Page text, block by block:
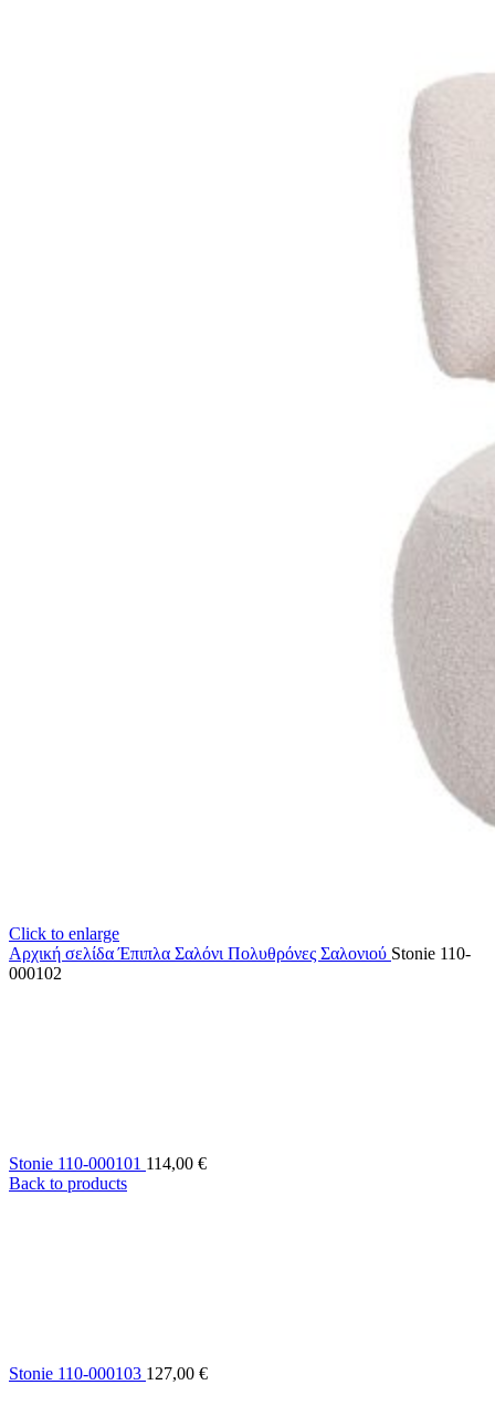
Click to enlarge
Αρχική σελίδαΈπιπλα Σαλόνι Πολυθρόνες Σαλονιού Stonie 110-
000102
Stonie 110-000101 114,00 €
Back to products
Stonie 110-000103 127,00 €